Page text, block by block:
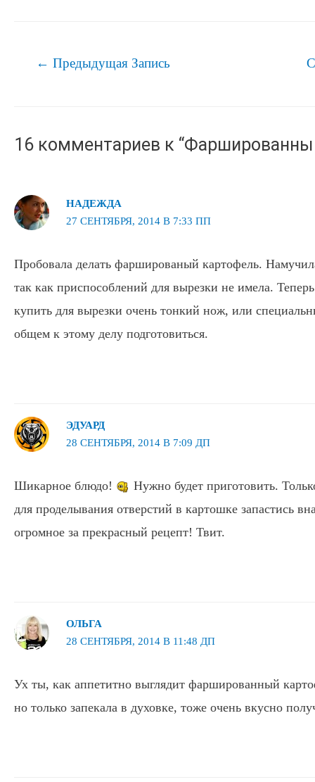
Навигация
← Предыдущая Запись
16 комментариев к
НАДЕЖДА
27 СЕНТЯБРЯ, 2014 В 7:33 ПП
Пробовала делать фаршированый картофель.
так как приспособлений для вырезки не имела.
купить для вырезки очень тонкий нож, или
общем к этому делу подготовиться.
ЭДУАРД
28 СЕНТЯБРЯ, 2014 В 7:09 ДП
Шикарное блюдо!
Нужно будет приготовить.
для проделывания отверстий в картошке запастись
огромное за прекрасный рецепт! Твит.
ОЛЬГА
28 СЕНТЯБРЯ, 2014 В 11:48 ДП
Ух ты, как аппетитно выглядит фаршированный
но только запекала в духовке, тоже очень вкусно